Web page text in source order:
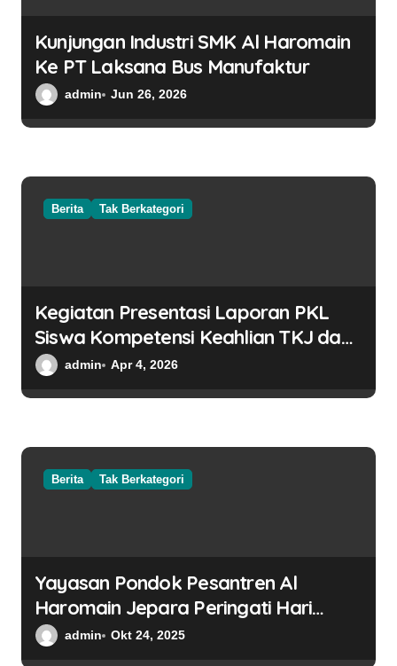
Kunjungan Industri SMK Al Haromain
Ke PT Laksana Bus Manufaktur
admin Jun 26, 2026
Berita Tak Berkategori
Kegiatan Presentasi Laporan PKL
Siswa Kompetensi Keahlian TKJ dan
TSMadmin Apr 4, 2026
Berita Tak Berkategori
Yayasan Pondok Pesantren Al
Haromain Jepara Peringati Hari
Santri Nasional Tahun 2025
admin Okt 24, 2025